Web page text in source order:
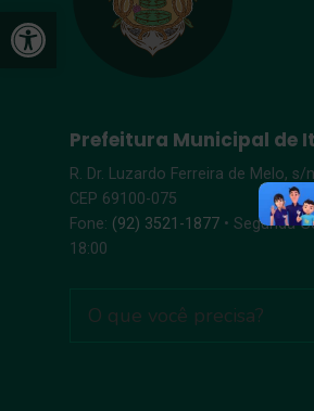
Abrir a barra de ferramentas
Prefeitura Municipal de
R. Dr. Luzardo Ferreira de Melo, s/
CEP 69100-075
Fone: (92) 3521-1877 • Segunda-
18:00